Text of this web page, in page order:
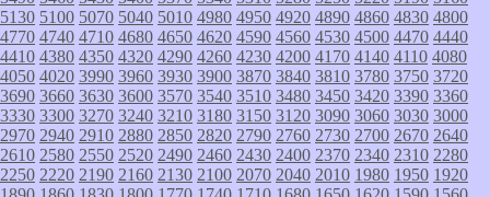
5130 5100 5070 5040 5010 4980 4950 4920 4890 4860 4830 4800
4770 4740 4710 4680 4650 4620 4590 4560 4530 4500 4470 4440
4410 4380 4350 4320 4290 4260 4230 4200 4170 4140 4110 4080
4050 4020 3990 3960 3930 3900 3870 3840 3810 3780 3750 3720
3690 3660 3630 3600 3570 3540 3510 3480 3450 3420 3390 3360
3330 3300 3270 3240 3210 3180 3150 3120 3090 3060 3030 3000
2970 2940 2910 2880 2850 2820 2790 2760 2730 2700 2670 2640
2610 2580 2550 2520 2490 2460 2430 2400 2370 2340 2310 2280
2250 2220 2190 2160 2130 2100 2070 2040 2010 1980 1950 1920